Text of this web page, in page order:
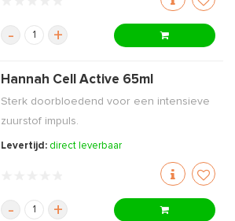
- +
Hannah Cell Active 65ml
Sterk doorbloedend voor een intensieve
zuurstof impuls.
Levertijd: direct leverbaar
- +